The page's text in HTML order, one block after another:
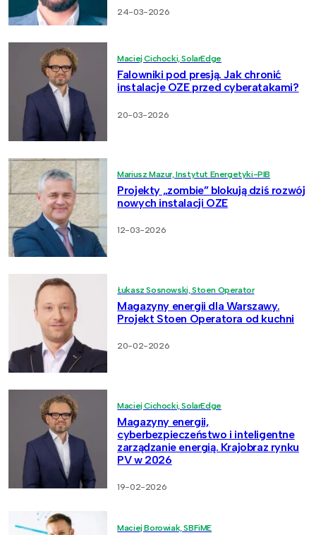
24-03-2026
Maciej Cichocki, SolarEdge
Falowniki pod presją. Jak chronić
instalacje OZE przed cyberatakami?
20-03-2026
Mariusz Mazur, Instytut Energetyki-PIB
Projekty „zombie” blokują dziś rozwój
nowych instalacji OZE
12-03-2026
Łukasz Sosnowski, Stoen Operator
Magazyny energii dla Warszawy.
Projekt Stoen Operatora od kuchni
20-02-2026
Maciej Cichocki, SolarEdge
Magazyny energii,
cyberbezpieczeństwo i inteligentne
zarządzanie energią. Krajobraz rynku
PV w 2026
19-02-2026
Maciej Borowiak, SBFiME